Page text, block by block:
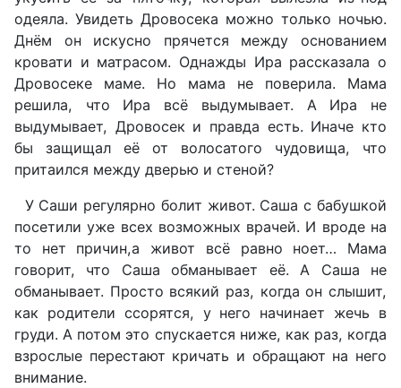
одеяла. Увидеть Дровосека можно только ночью.
Днём он искусно прячется между основанием
кровати и матрасом. Однажды Ира рассказала о
Дровосеке маме. Но мама не поверила. Мама
решила, что Ира всё выдумывает. А Ира не
выдумывает, Дровосек и правда есть. Иначе кто
бы защищал её от волосатого чудовища, что
притаился между дверью и стеной?
У Саши регулярно болит живот. Саша с бабушкой
посетили уже всех возможных врачей. И вроде на
то нет причин,а живот всё равно ноет… Мама
говорит, что Саша обманывает её. А Саша не
обманывает. Просто всякий раз, когда он слышит,
как родители ссорятся, у него начинает жечь в
груди. А потом это спускается ниже, как раз, когда
взрослые перестают кричать и обращают на него
внимание.